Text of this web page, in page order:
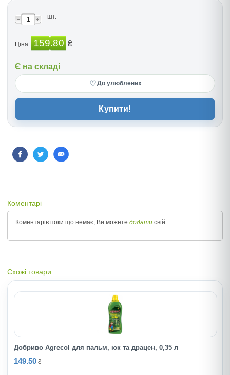
шт.
Ціна: 159.80 ₴
Є на складі
♡До улюблених
Купити!
Коментарі
Коментарів поки що немає, Ви можете додати свій.
Схожі товари
Добриво Agrecol для пальм, юк та драцен, 0,35 л
149.50 ₴